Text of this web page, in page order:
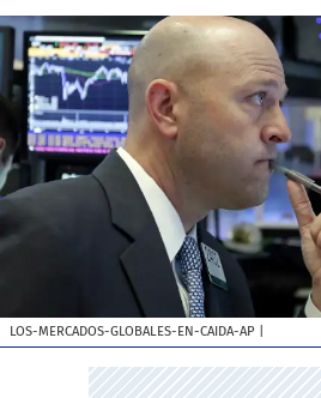
LOS-MERCADOS-GLOBALES-EN-CAIDA-AP